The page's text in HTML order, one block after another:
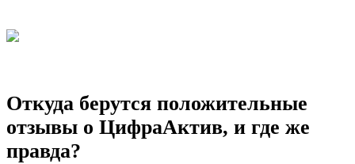
Откуда берутся положительные
отзывы о ЦифраАктив, и где же
правда?